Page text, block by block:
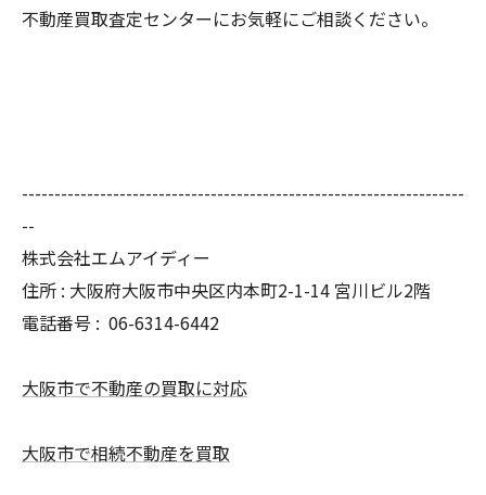
不動産買取査定センターにお気軽にご相談ください。
--------------------------------------------------------------------
--
株式会社エムアイディー
住所 : 大阪府大阪市中央区内本町2-1-14 宮川ビル2階
電話番号 : 06-6314-6442
大阪市で不動産の買取に対応
大阪市で相続不動産を買取